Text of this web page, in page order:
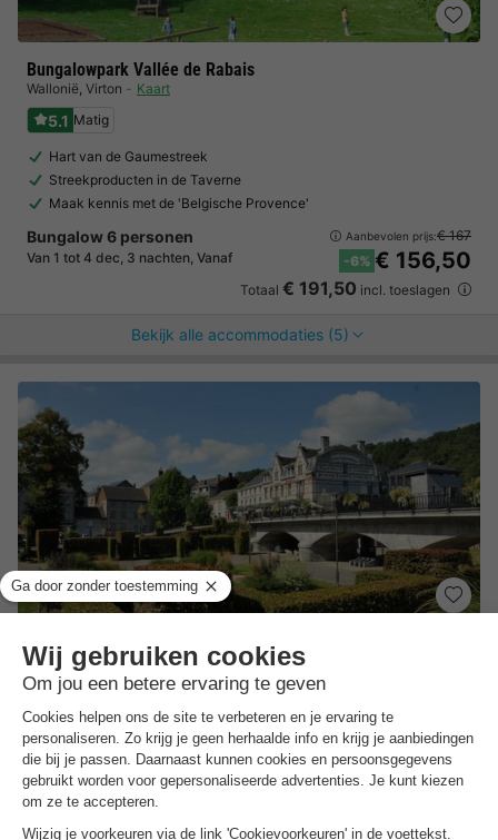
Bungalowpark Vallée de Rabais
Wallonië, Virton Kaart
5.1 Matig
Hart van de Gaumestreek
Streekproducten in de Taverne
Maak kennis met de 'Belgische Provence'
Bungalow 6 personen
Van 1 tot 4 dec, 3 nachten, Vanaf
Aanbevolen prijs:€ 167
-6% € 156,50
Totaal € 191,50 incl. toeslagen
Bekijk alle accommodaties (5)
Vakantiedorp Durbuy Ardennen
Wallonië, Durbuy Kaart
6.5
Ontdek het kleinste stadje ter wereld
Meerdere vakantiehuizen in Durbuy
Let op: geen traditioneel vakantiepark
VAKANTIEHUIS 4 personen € 305